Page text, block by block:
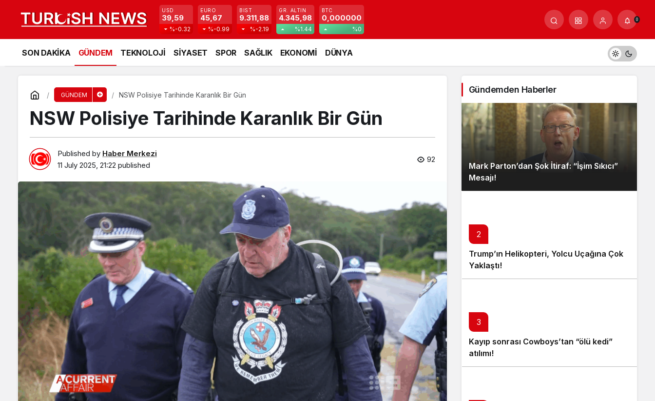
USD
39,59
%-0.32
EURO
45,67
%-0.99
BIST
9.311,88
%-2.19
GR. ALTIN
4.345,98
%1.44
BTC
0,000000
%0
0
SON DAKİKA GÜNDEM TEKNOLOJİ SİYASET SPOR SAĞLIK EKONOMİ DÜNYA
GÜNDEM NSW Polisiye Tarihinde Karanlık Bir Gün
NSW Polisiye Tarihinde Karanlık Bir Gün
Published by Haber Merkezi
11 July 2025, 21:22 published
92
Gündemden Haberler
Mark Parton’dan Şok İtiraf: “İşim Sıkıcı”
Mesajı!
2
Trump’ın Helikopteri, Yolcu Uçağına Çok
Yaklaştı!
3
Kayıp sonrası Cowboys’tan “ölü kedi”
atılımı!